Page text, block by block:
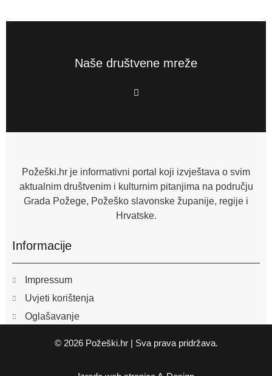
Naše društvene mreže
F
a
o
f
Požeški.hr je informativni portal koji izvještava o svim
aktualnim društvenim i kulturnim pitanjima na području
Grada Požege, Požeško slavonske županije, regije i
Hrvatske.
Informacije
Impressum
Uvjeti korištenja
Oglašavanje
© 2026 Požeški.hr | Sva prava pridržava.